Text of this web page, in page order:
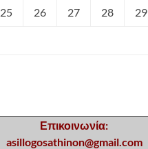
25 26 27 28 29
Επικοινωνία:
asillogosathinon@gmail.com